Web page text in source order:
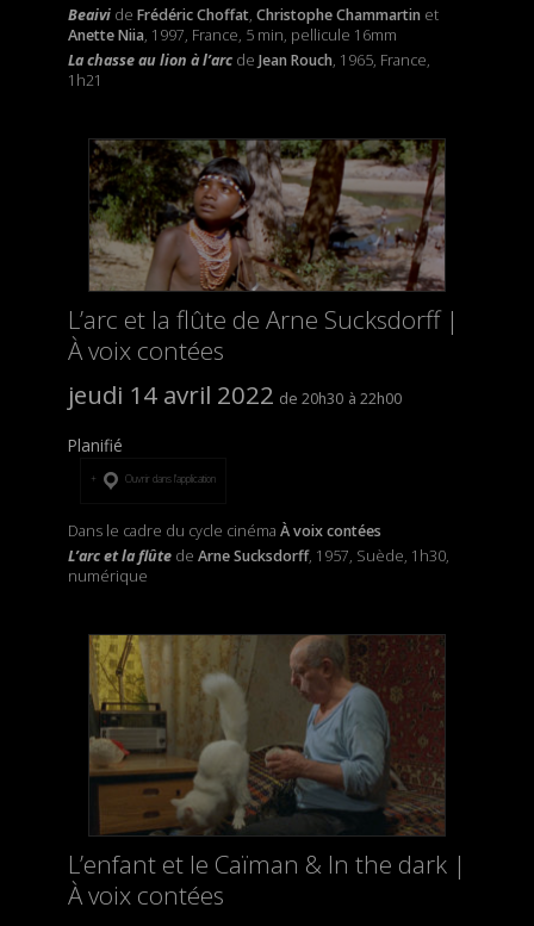
Beaivide Frédéric Choffat, Christophe Chammartin et
Anette Niia, 1997, France, 5 min, pellicule 16mm
La chasse au lion à l’arcde Jean Rouch, 1965, France,
1h21
L’arc et la flûte de Arne Sucksdorff |
À voix contées
jeudi 14 avril 2022
20h30 22h00
Planifié
Ouvrir dans l’application
Dans le cadre du cycle cinéma À voix contées
L’arc et la flûtede Arne Sucksdorff, 1957, Suède, 1h30,
numérique
L’enfant et le Caïman & In the dark |
À voix contées